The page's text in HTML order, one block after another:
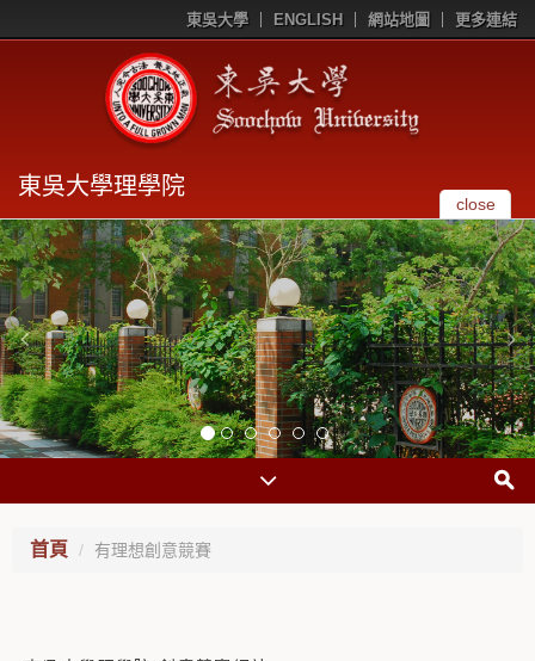
東吳大學 ENGLISH 網站地圖 更多連結
東吳大學理學院
close
首頁 有理想創意競賽